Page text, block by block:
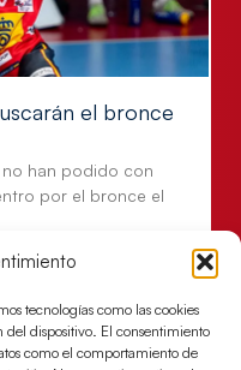
tecnologías como las cookies
dispositivo. El consentimiento
como el comportamiento de
el bronce
no han podido con
por el bronce el